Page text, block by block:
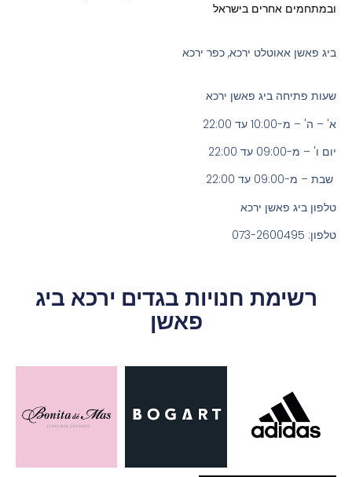
ובמתחמים אחרים בישראל
ביג פאשן אאוטלט ירכא, כפר ירכא
שעות פתיחה ביג פאשן ירכא
א' – ה' – מ-10:00 עד 22:00
יום ו' – מ-09:00 עד 22:00
שבת – מ-09:00 עד 22:00
טלפון ביג פאשן ירכא
טלפון: 073-2600495
רשימת חנויות בגדים ירכא ביג
פאשן